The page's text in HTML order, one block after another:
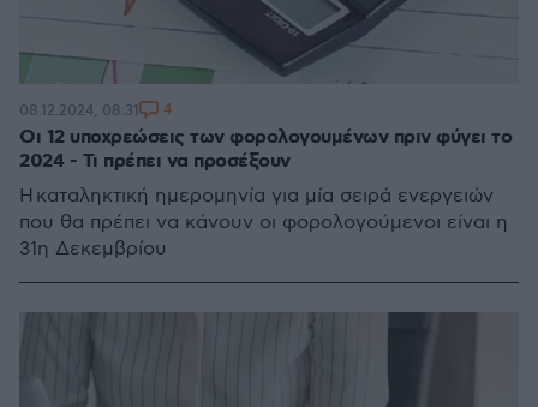
Οι 12 υποχρεώσεις των φορολογουμένων πριν φύγει το
2024 - Τι πρέπει να προσέξουν
Η καταληκτική ημερομηνία για μία σειρά ενεργειών
που θα πρέπει να κάνουν οι φορολογούμενοι είναι η
31η Δεκεμβρίου
08.12.2024, 08:31 4